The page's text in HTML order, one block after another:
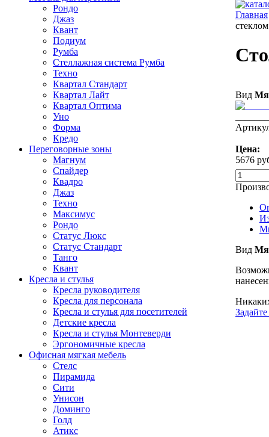
Рондo
Джаз
Квант
Подиум
Румба
Стеллажная система Румба
Техно
Квартал Стандарт
Квартал Лайт
Квартал Оптима
Уно
Форма
Кредо
Переговорные зоны
Магнум
Спайдер
Квадро
Джаз
Техно
Максимус
Рондо
Статус Люкс
Статус Стандарт
Танго
Квант
Кресла и стулья
Кресла руководителя
Кресла для персонала
Кресла и стулья для посетителей
Детские кресла
Кресла и стулья Монтеверди
Эргономичные кресла
Офисная мягкая мебель
Стелс
Пирамида
Сити
Унисон
Доминго
Голд
Атикс
Главная
стеклом
Вид
Цена:
5676
Вид